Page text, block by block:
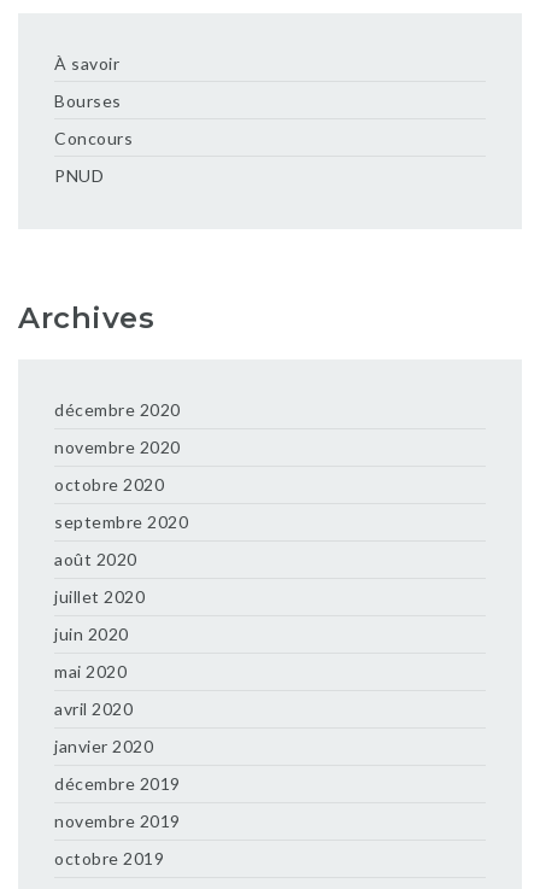
À savoir
Bourses
Concours
PNUD
Archives
décembre 2020
novembre 2020
octobre 2020
septembre 2020
août 2020
juillet 2020
juin 2020
mai 2020
avril 2020
janvier 2020
décembre 2019
novembre 2019
octobre 2019